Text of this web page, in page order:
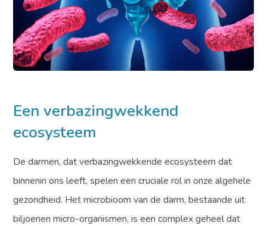
Een verbazingwekkend
ecosysteem
De darmen, dat verbazingwekkende ecosysteem dat
binnenin ons leeft, spelen een cruciale rol in onze algehele
gezondheid. Het microbioom van de darm, bestaande uit
biljoenen micro-organismen, is een complex geheel dat